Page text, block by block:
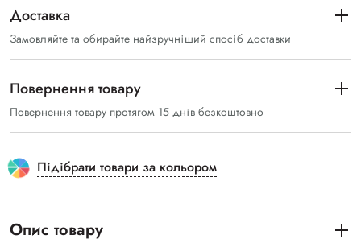
Доставка
Замовляйте та обирайте найзручніший спосіб доставки
Повернення товару
Повернення товару протягом 15 днів безкоштовно
Підібрати товари за кольором
Опис товару